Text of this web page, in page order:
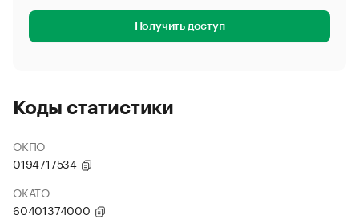
Получить доступ
Коды статистики
ОКПО
0194717534
ОКАТО
60401374000